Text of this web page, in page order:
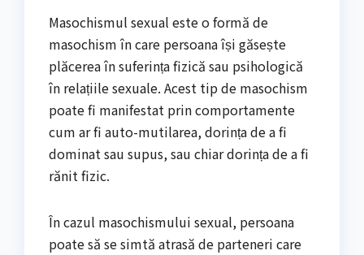
Masochismul sexual este o formă de
masochism în care persoana își găsește
plăcerea în suferința fizică sau psihologică
în relațiile sexuale. Acest tip de masochism
poate fi manifestat prin comportamente
cum ar fi auto-mutilarea, dorința de a fi
dominat sau supus, sau chiar dorința de a fi
rănit fizic.
În cazul masochismului sexual, persoana
poate să se simtă atrasă de parteneri care